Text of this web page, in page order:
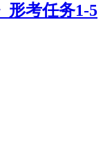
形考任务1-5